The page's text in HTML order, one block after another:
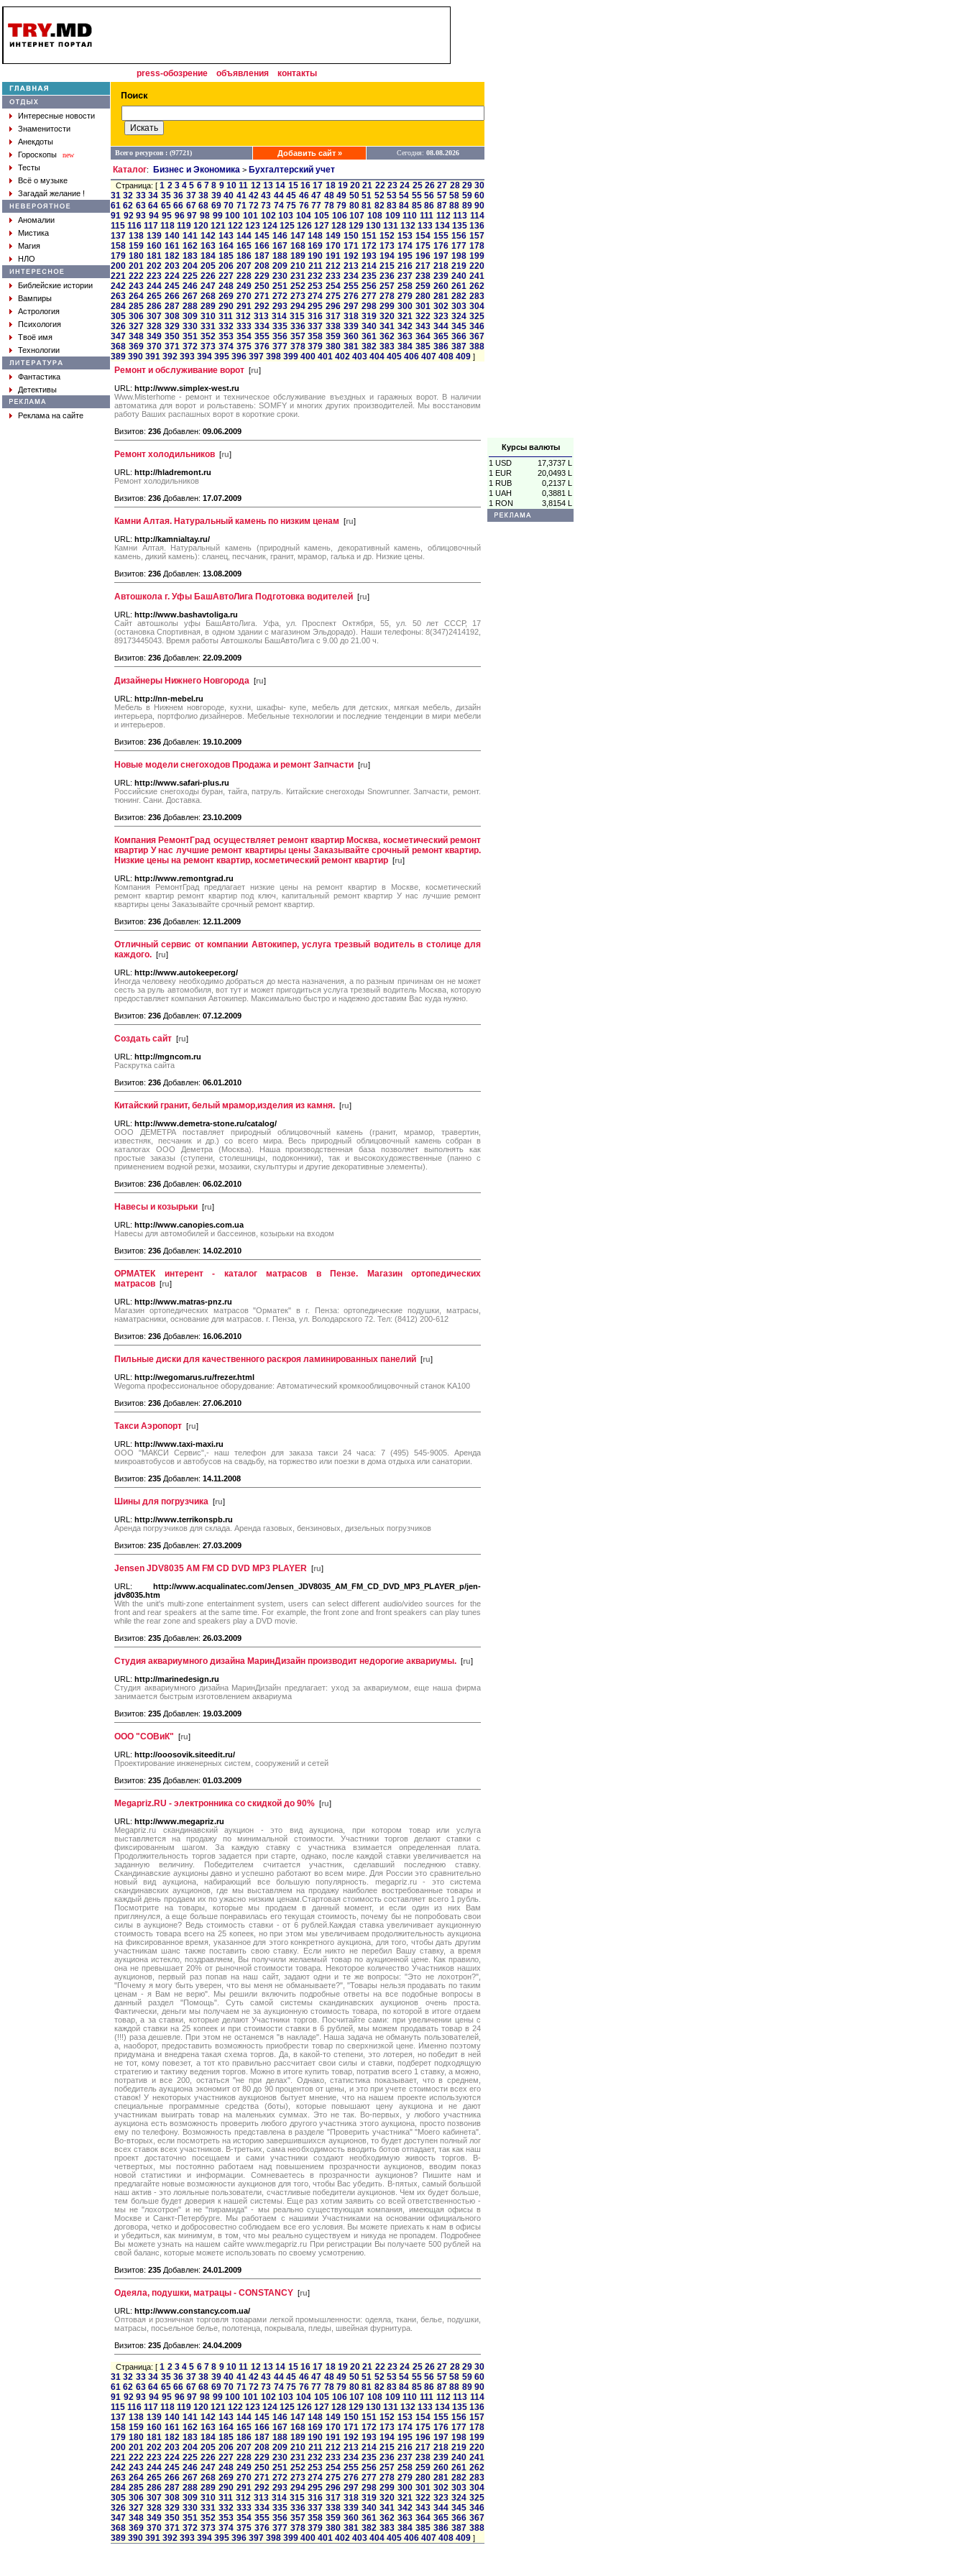
Курсы валюты
1 USD
17,3737 L
1 EUR
20,0493 L
1 RUB
0,2137 L
1 UAH
0,3881 L
1 RON
3,8154 L
press-обозрение объявления контакты
Интересные новости
Знаменитости
Анекдоты
Гороскопы
new
Тесты
Всё о музыке
Загадай желание !
Аномалии
Мистика
Магия
НЛО
Библейские истории
Вампиры
Астрология
Психология
Твоё имя
Технологии
Фантастика
Детективы
Реклама на сайте
Всего ресурсов : (97721) Добавить сайт » Сегодня: 08.08.2026
Каталог: Бизнес и Экономика > Бухгалтерский учет
Страница: [1 2 3 4 5 6 7 8 9 10 11 12 13 14 15 16 17 18 19 20 21 22 23 24 25 26 27 28 29 30
31 32 33 34 35 36 37 38 39 40 41 42 43 44 45 46 47 48 49 50 51 52 53 54 55 56 57 58 59 60
61 62 63 64 65 66 67 68 69 70 71 72 73 74 75 76 77 78 79 80 81 82 83 84 85 86 87 88 89 90
91 92 93 94 95 96 97 98 99 100 101 102 103 104 105 106 107 108 109 110 111 112 113 114
115 116 117 118 119 120 121 122 123 124 125 126 127 128 129 130 131 132 133 134 135 136
137 138 139 140 141 142 143 144 145 146 147 148 149 150 151 152 153 154 155 156 157
158 159 160 161 162 163 164 165 166 167 168 169 170 171 172 173 174 175 176 177 178
179 180 181 182 183 184 185 186 187 188 189 190 191 192 193 194 195 196 197 198 199
200 201 202 203 204 205 206 207 208 209 210 211 212 213 214 215 216 217 218 219 220
221 222 223 224 225 226 227 228 229 230 231 232 233 234 235 236 237 238 239 240 241
242 243 244 245 246 247 248 249 250 251 252 253 254 255 256 257 258 259 260 261 262
263 264 265 266 267 268 269 270 271 272 273 274 275 276 277 278 279 280 281 282 283
284 285 286 287 288 289 290 291 292 293 294 295 296 297 298 299 300 301 302 303 304
305 306 307 308 309 310 311 312 313 314 315 316 317 318 319 320 321 322 323 324 325
326 327 328 329 330 331 332 333 334 335 336 337 338 339 340 341 342 343 344 345 346
347 348 349 350 351 352 353 354 355 356 357 358 359 360 361 362 363 364 365 366 367
368 369 370 371 372 373 374 375 376 377 378 379 380 381 382 383 384 385 386 387 388
389 390 391 392 393 394 395 396 397 398 399 400 401 402 403 404 405 406 407 408 409 ]
Ремонт и обслуживание ворот [ru]
URL: http://www.simplex-west.ru
Www.Misterhome - ремонт и техническое обслуживание въездных и гаражных ворот. В наличии
автоматика для ворот и рольставень: SOMFY и многих других производителей. Мы восстановим
работу Ваших распашных ворот в короткие сроки.
Визитов: 236 Добавлен: 09.06.2009
Ремонт холодильников [ru]
URL: http://hladremont.ru
Ремонт холодильников
Визитов: 236 Добавлен: 17.07.2009
Камни Алтая. Натуральный камень по низким ценам [ru]
URL: http://kamnialtay.ru/
Камни Алтая. Натуральный камень (природный камень, декоративный камень, облицовочный
камень, дикий камень): сланец, песчаник, гранит, мрамор, галька и др. Низкие цены.
Визитов: 236 Добавлен: 13.08.2009
Автошкола г. Уфы БашАвтоЛига Подготовка водителей [ru]
URL: http://www.bashavtoliga.ru
Сайт автошколы уфы БашАвтоЛига. Уфа, ул. Проспект Октября, 55, ул. 50 лет СССР, 17
(остановка Спортивная, в одном здании с магазином Эльдорадо). Наши телефоны: 8(347)2414192,
89173445043. Время работы Автошколы БашАвтоЛига с 9.00 до 21.00 ч.
Визитов: 236 Добавлен: 22.09.2009
Дизайнеры Нижнего Новгорода [ru]
URL: http://nn-mebel.ru
Мебель в Нижнем новгороде, кухни, шкафы- купе, мебель для детских, мягкая мебель, дизайн
интерьера, портфолио дизайнеров. Мебельные технологии и последние тенденции в мири мебели
и интерьеров.
Визитов: 236 Добавлен: 19.10.2009
Новые модели снегоходов Продажа и ремонт Запчасти [ru]
URL: http://www.safari-plus.ru
Российские снегоходы буран, тайга, патруль. Китайские снегоходы Snowrunner. Запчасти, ремонт.
тюнинг. Сани. Доставка.
Визитов: 236 Добавлен: 23.10.2009
Компания РемонтГрад осуществляет ремонт квартир Москва, косметический ремонт
квартир У нас лучшие ремонт квартиры цены Заказывайте срочный ремонт квартир.
Низкие цены на ремонт квартир, косметический ремонт квартир [ru]
URL: http://www.remontgrad.ru
Компания РемонтГрад предлагает низкие цены на ремонт квартир в Москве, косметический
ремонт квартир ремонт квартир под ключ, капитальный ремонт квартир У нас лучшие ремонт
квартиры цены Заказывайте срочный ремонт квартир.
Визитов: 236 Добавлен: 12.11.2009
Отличный сервис от компании Автокипер, услуга трезвый водитель в столице для
каждого. [ru]
URL: http://www.autokeeper.org/
Иногда человеку необходимо добраться до места назначения, а по разным причинам он не может
сесть за руль автомобиля, вот тут и может пригодиться услуга трезвый водитель Москва, которую
предоставляет компания Автокипер. Максимально быстро и надежно доставим Вас куда нужно.
Визитов: 236 Добавлен: 07.12.2009
Создать сайт [ru]
URL: http://mgncom.ru
Раскрутка сайта
Визитов: 236 Добавлен: 06.01.2010
Китайский гранит, белый мрамор,изделия из камня. [ru]
URL: http://www.demetra-stone.ru/catalog/
ООО ДЕМЕТРА поставляет природный облицовочный камень (гранит, мрамор, травертин,
известняк, песчаник и др.) со всего мира. Весь природный облицовочный камень собран в
каталогах ООО Деметра (Москва). Наша производственная база позволяет выполнять как
простые заказы (ступени, столешницы, подоконники), так и высокохудожественные (панно с
применением водной резки, мозаики, скульптуры и другие декоративные элементы).
Визитов: 236 Добавлен: 06.02.2010
Навесы и козырьки [ru]
URL: http://www.canopies.com.ua
Навесы для автомобилей и бассеинов, козырьки на входом
Визитов: 236 Добавлен: 14.02.2010
ОРМАТЕК интерент - каталог матрасов в Пензе. Магазин ортопедических
матрасов [ru]
URL: http://www.matras-pnz.ru
Магазин ортопедических матрасов "Орматек" в г. Пенза: ортопедические подушки, матрасы,
наматрасники, основание для матрасов. г. Пенза, ул. Володарского 72. Тел: (8412) 200-612
Визитов: 236 Добавлен: 16.06.2010
Пильные диски для качественного раскроя ламинированных панелий [ru]
URL: http://wegomarus.ru/frezer.html
Wegoma профессиональное оборудование: Автоматический кромкооблицовочный станок KA100
Визитов: 236 Добавлен: 27.06.2010
Такси Аэропорт [ru]
URL: http://www.taxi-maxi.ru
ООО "МАКСИ Сервис",- наш телефон для заказа такси 24 часа: 7 (495) 545-9005. Аренда
микроавтобусов и автобусов на свадьбу, на торжество или поезки в дома отдыха или санатории.
Визитов: 235 Добавлен: 14.11.2008
Шины для погрузчика [ru]
URL: http://www.terrikonspb.ru
Аренда погрузчиков для склада. Аренда газовых, бензиновых, дизельных погрузчиков
Визитов: 235 Добавлен: 27.03.2009
Jensen JDV8035 AM FM CD DVD MP3 PLAYER [ru]
URL: http://www.acqualinatec.com/Jensen_JDV8035_AM_FM_CD_DVD_MP3_PLAYER_p/jen-
jdv8035.htm
With the unit's multi-zone entertainment system, users can select different audio/video sources for the
front and rear speakers at the same time. For example, the front zone and front speakers can play tunes
while the rear zone and speakers play a DVD movie.
Визитов: 235 Добавлен: 26.03.2009
Студия аквариумного дизайна МаринДизайн производит недорогие аквариумы. [ru]
URL: http://marinedesign.ru
Студия аквариумного дизайна МаринДизайн предлагает: уход за аквариумом, еще наша фирма
занимается быстрым изготовлением аквариума
Визитов: 235 Добавлен: 19.03.2009
ООО "СОВиК" [ru]
URL: http://ooosovik.siteedit.ru/
Проектирование инженерных систем, сооружений и сетей
Визитов: 235 Добавлен: 01.03.2009
Megapriz.RU - электронника со скидкой до 90% [ru]
URL: http://www.megapriz.ru
Megapriz.ru скандинавский аукцион - это вид аукциона, при котором товар или услуга
выставляется на продажу по минимальной стоимости. Участники торгов делают ставки с
фиксированным шагом. За каждую ставку с участника взимается определенная плата.
Продолжительность торгов задается при старте, однако, после каждой ставки увеличивается на
заданную величину. Победителем считается участник, сделавший последнюю ставку.
Скандинавские аукционы давно и успешно работают во всем мире. Для России это сравнительно
новый вид аукциона, набирающий все большую популярность. megapriz.ru - это система
скандинавских аукционов, где мы выставляем на продажу наиболее востребованные товары и
каждый день продаем их по ужасно низким ценам.Стартовая стоимость составляет всего 1 рубль.
Посмотрите на товары, которые мы продаем в данный момент, и если один из них Вам
приглянулся, а еще больше понравилась его текущая стоимость, почему бы не попробовать свои
силы в аукционе? Ведь стоимость ставки - от 6 рублей.Каждая ставка увеличивает аукционную
стоимость товара всего на 25 копеек, но при этом мы увеличиваем продолжительность аукциона
на фиксированное время, указанное для этого конкретного аукциона, для того, чтобы дать другим
участникам шанс также поставить свою ставку. Если никто не перебил Вашу ставку, а время
аукциона истекло, поздравляем, Вы получили желаемый товар по аукционной цене. Как правило,
она не превышает 20% от рыночной стоимости товара. Некоторое количество Участников наших
аукционов, первый раз попав на наш сайт, задают одни и те же вопросы: "Это не лохотрон?",
"Почему я могу быть уверен, что вы меня не обманываете?", "Товары нельзя продавать по таким
ценам - я Вам не верю". Мы решили включить подробные ответы на все подобные вопросы в
данный раздел "Помощь". Суть самой системы скандинавских аукционов очень проста.
Фактически, деньги мы получаем не за аукционную стоимость товара, по которой в итоге отдаем
товар, а за ставки, которые делают Участники торгов. Посчитайте сами: при увеличении цены с
каждой ставки на 25 копеек и при стоимости ставки в 6 рублей, мы можем продавать товар в 24
(!!!) раза дешевле. При этом не останемся "в накладе". Наша задача не обмануть пользователей,
а, наоборот, предоставить возможность приобрести товар по сверхнизкой цене. Именно поэтому
придумана и внедрена такая схема торгов. Да, в какой-то степени, это лотерея, но победит в ней
не тот, кому повезет, а тот кто правильно рассчитает свои силы и ставки, подберет подходящую
стратегию и тактику ведения торгов. Можно в итоге купить товар, потратив всего 1 ставку, а можно,
потратив и все 200, остаться "не при делах". Однако, статистика показывает, что в среднем,
победитель аукциона экономит от 80 до 90 процентов от цены, и это при учете стоимости всех его
ставок! У некоторых участников аукционов бытует мнение, что на нашем проекте используются
специальные программные средства (боты), которые повышают цену аукциона и не дают
участникам выиграть товар на маленьких суммах. Это не так. Во-первых, у любого участника
аукциона есть возможность проверить любого другого участника этого аукциона, просто позвонив
ему по телефону. Возможность представлена в разделе "Проверить участника" "Моего кабинета".
Во-вторых, если посмотреть на историю завершившихся аукционов, то будет доступен полный лог
всех ставок всех участников. В-третьих, сама необходимость вводить ботов отпадает, так как наш
проект достаточно посещаем и сами участники создают необходимую живость торгов. В-
четвертых, мы постоянно работаем над повышением прозрачности аукционов, вводим показ
новой статистики и информации. Сомневаетесь в прозрачности аукционов? Пишите нам и
предлагайте новые возможности аукционов для того, чтобы Вас убедить. В-пятых, самый большой
наш актив - это лояльные пользователи, счастливые победители аукционов. Чем их будет больше,
тем больше будет доверия к нашей системы. Еще раз хотим заявить со всей ответственностью -
мы не "лохотрон" и не "пирамида" - мы реально существующая компания, имеющая офисы в
Москве и Санкт-Петербурге. Мы работаем с нашими Участниками на основании официального
договора, четко и добросовестно соблюдаем все его условия. Вы можете приехать к нам в офисы
и убедиться, как минимум, в том, что мы реально существуем и никуда не пропадем. Подробнее
Вы можете узнать на нашем сайте www.megapriz.ru При регистрации Вы получаете 500 рублей на
свой баланс, которые можете использовать по своему усмотрению.
Визитов: 235 Добавлен: 24.01.2009
Одеяла, подушки, матрацы - CONSTANCY [ru]
URL: http://www.constancy.com.ua/
Оптовая и розничная торговля товарами легкой промышленности: одеяла, ткани, белье, подушки,
матрасы, посьельное белье, полотенца, покрывала, пледы, швейная фурнитура.
Визитов: 235 Добавлен: 24.04.2009
Страница: [1 2 3 4 5 6 7 8 9 10 11 12 13 14 15 16 17 18 19 20 21 22 23 24 25 26 27 28 29 30
31 32 33 34 35 36 37 38 39 40 41 42 43 44 45 46 47 48 49 50 51 52 53 54 55 56 57 58 59 60
61 62 63 64 65 66 67 68 69 70 71 72 73 74 75 76 77 78 79 80 81 82 83 84 85 86 87 88 89 90
91 92 93 94 95 96 97 98 99 100 101 102 103 104 105 106 107 108 109 110 111 112 113 114
115 116 117 118 119 120 121 122 123 124 125 126 127 128 129 130 131 132 133 134 135 136
137 138 139 140 141 142 143 144 145 146 147 148 149 150 151 152 153 154 155 156 157
158 159 160 161 162 163 164 165 166 167 168 169 170 171 172 173 174 175 176 177 178
179 180 181 182 183 184 185 186 187 188 189 190 191 192 193 194 195 196 197 198 199
200 201 202 203 204 205 206 207 208 209 210 211 212 213 214 215 216 217 218 219 220
221 222 223 224 225 226 227 228 229 230 231 232 233 234 235 236 237 238 239 240 241
242 243 244 245 246 247 248 249 250 251 252 253 254 255 256 257 258 259 260 261 262
263 264 265 266 267 268 269 270 271 272 273 274 275 276 277 278 279 280 281 282 283
284 285 286 287 288 289 290 291 292 293 294 295 296 297 298 299 300 301 302 303 304
305 306 307 308 309 310 311 312 313 314 315 316 317 318 319 320 321 322 323 324 325
326 327 328 329 330 331 332 333 334 335 336 337 338 339 340 341 342 343 344 345 346
347 348 349 350 351 352 353 354 355 356 357 358 359 360 361 362 363 364 365 366 367
368 369 370 371 372 373 374 375 376 377 378 379 380 381 382 383 384 385 386 387 388
389 390 391 392 393 394 395 396 397 398 399 400 401 402 403 404 405 406 407 408 409 ]